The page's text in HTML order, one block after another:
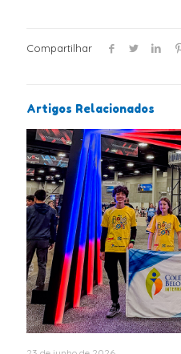
Compartilhar
Artigos Relacionados